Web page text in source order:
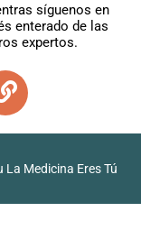
síguenos en
enterado de las
expertos.
La Medicina Eres Tú